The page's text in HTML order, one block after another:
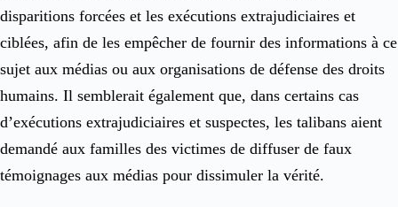
disparitions forcées et les exécutions extrajudiciaires et
ciblées, afin de les empêcher de fournir des informations à ce
sujet aux médias ou aux organisations de défense des droits
humains. Il semblerait également que, dans certains cas
d’exécutions extrajudiciaires et suspectes, les talibans aient
demandé aux familles des victimes de diffuser de faux
témoignages aux médias pour dissimuler la vérité.